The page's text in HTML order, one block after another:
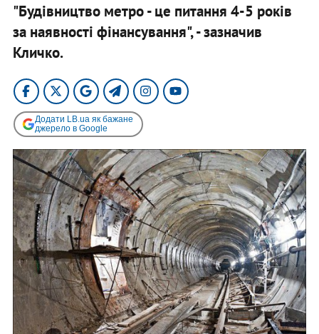
"Будівництво метро - це питання 4-5 років
за наявності фінансування", - зазначив
Кличко.
Додати LB.ua як бажане
джерело в Google